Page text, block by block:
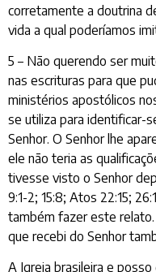
corretamente a doutrina
vida a qual poderíamos
5 – Não querendo ser
nas escrituras para que
ministérios apostólicos
se utiliza para identificar-
Senhor. O Senhor lhe
ele não teria as
tivesse visto o Senhor
9:1-2; 15:8; Atos 22:15;
também fazer este
que recebi do Senhor
A Igreja brasileira e